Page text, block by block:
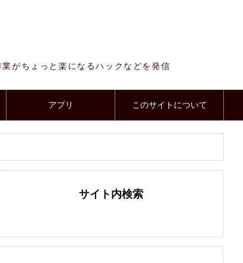
がちょっと楽になるハックなどを発信
アプリ このサイトについて
サイト内検索